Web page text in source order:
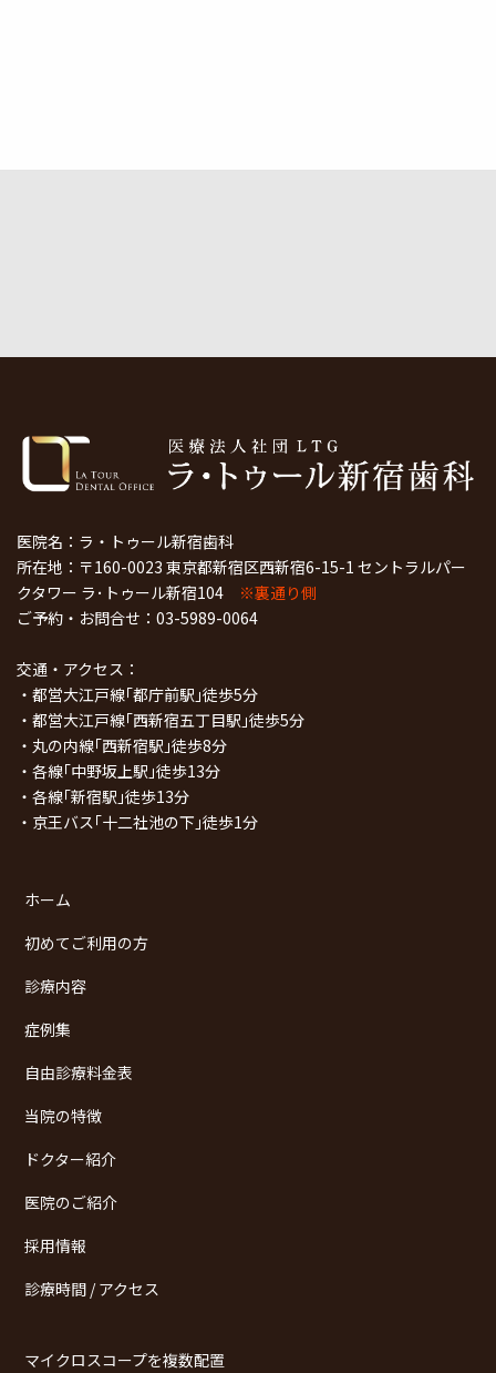
医院名：ラ・トゥール新宿歯科
所在地：〒160-0023 東京都新宿区西新宿6-15-1 セントラルパー
クタワー ラ･トゥール新宿104 ※裏通り側
ご予約・お問合せ： 03-5989-0064
交通・アクセス：
・都営大江戸線｢都庁前駅｣徒歩5分
・都営大江戸線｢西新宿五丁目駅｣徒歩5分
・丸の内線｢西新宿駅｣徒歩8分
・各線｢中野坂上駅｣徒歩13分
・各線｢新宿駅｣徒歩13分
・京王バス｢十二社池の下｣徒歩1分
ホーム
初めてご利用の方
診療内容
症例集
自由診療料金表
当院の特徴
ドクター紹介
医院のご紹介
採用情報
診療時間 / アクセス
マイクロスコープを複数配置